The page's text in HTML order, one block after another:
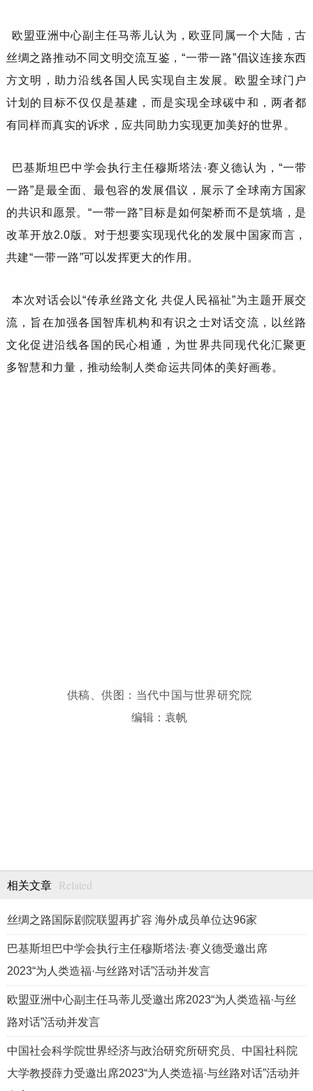
欧盟亚洲中心副主任马蒂儿认为，欧亚同属一个大陆，古
丝绸之路推动不同文明交流互鉴，“一带一路”倡议连接东西
方文明，助力沿线各国人民实现自主发展。欧盟全球门户
计划的目标不仅仅是基建，而是实现全球碳中和，两者都
有同样而真实的诉求，应共同助力实现更加美好的世界。
巴基斯坦巴中学会执行主任穆斯塔法 ·赛义德认为，“一带
一路”是最全面、最包容的发展倡议，展示了全球南方国家
的共识和愿景。“一带一路”目标是如何架桥而不是筑墙，是
改革开放2.0版。对于想要实现现代化的发展中国家而言，
共建“一带一路”可以发挥更大的作用。
本次对话会以“传承丝路文化 共促人民福祉”为主题开展交
流，旨在加强各国智库机构和有识之士对话交流，以丝路
文化促进沿线各国的民心相通，为世界共同现代化汇聚更
多智慧和力量，推动绘制人类命运共同体的美好画卷。
供稿、供图：当代中国与世界研究院
编辑：袁帆
相关文章 Related
丝绸之路国际剧院联盟再扩容 海外成员单位达96家
巴基斯坦巴中学会执行主任穆斯塔法·赛义德受邀出席
2023“为人类造福·与丝路对话”活动并发言
欧盟亚洲中心副主任马蒂儿受邀出席2023“为人类造福·与丝
路对话”活动并发言
中国社会科学院世界经济与政治研究所研究员、中国社科院
大学教授薛力受邀出席2023“为人类造福·与丝路对话”活动并